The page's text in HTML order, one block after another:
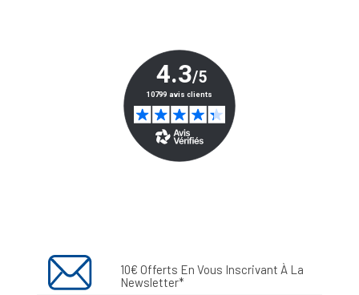
10€ Offerts En Vous Inscrivant À La
Newsletter*